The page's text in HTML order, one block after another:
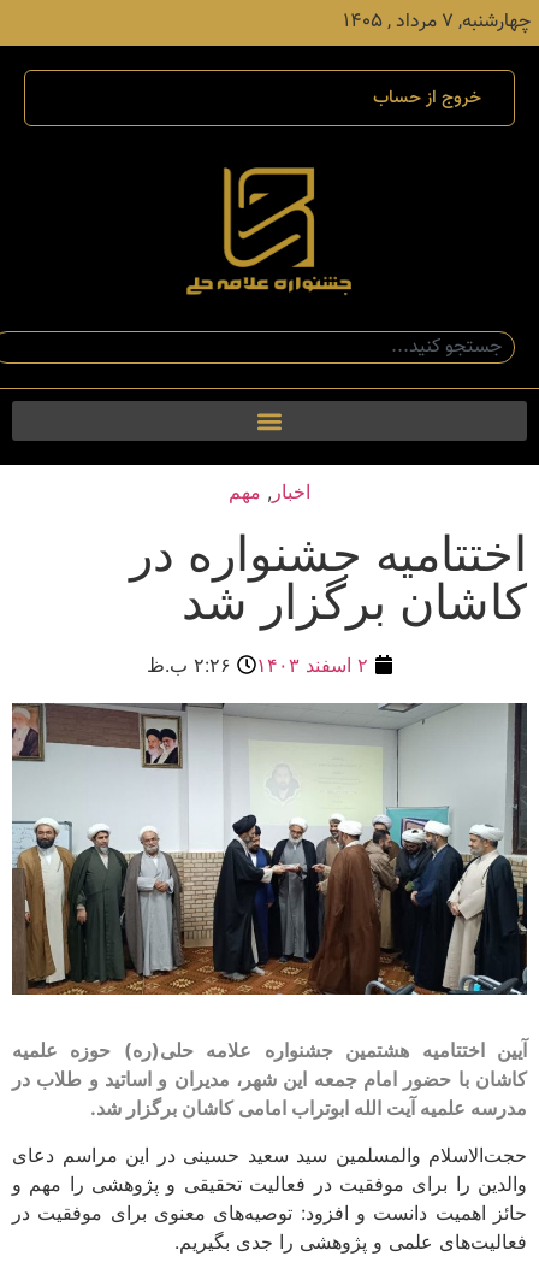
چهارشنبه, ۷ مرداد , ۱۴۰۵
خروج از حساب
اخبار,مهم
اختتامیه جشنواره در
کاشان برگزار شد
۲ اسفند ۱۴۰۳ ۲:۲۶ ب.ظ
آیین اختتامیه هشتمین جشنواره علامه حلی(ره) حوزه علمیه
کاشان با حضور امام جمعه این شهر، مدیران و اساتید و طلاب در
مدرسه علمیه آیت الله ابوتراب امامی کاشان برگزار شد.
حجت‌الاسلام والمسلمین سید سعید حسینی در این مراسم دعای
والدین را برای موفقیت در فعالیت تحقیقی و پژوهشی را مهم و
حائز اهمیت دانست و افزود: توصیه‌های معنوی برای موفقیت در
فعالیت‌های علمی و پژوهشی را جدی بگیریم.